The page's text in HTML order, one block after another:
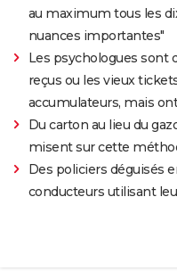
au maximum tous les
nuances importantes"
Les psychologues sont
reçus ou les vieux
accumulateurs, mais
Du carton au lieu du
misent sur cette
Des policiers déguisés
conducteurs utilisant